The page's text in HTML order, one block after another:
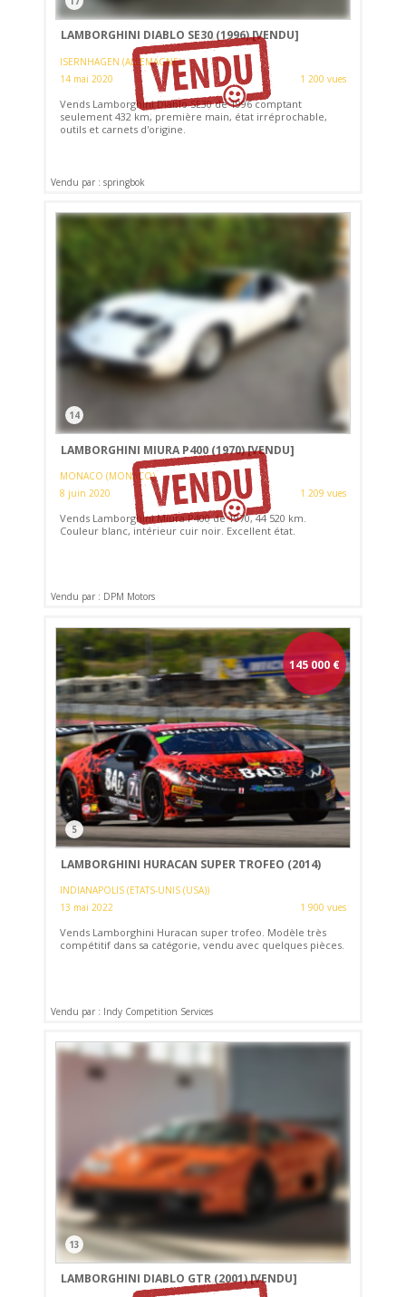
LAMBORGHINI DIABLO SE30 (1996)[VENDU]
ISERNHAGEN (ALLEMAGNE)
14 mai 2020
1 200 vues
Vends Lamborghini Diablo SE30 de 1996 comptant
seulement 432 km, première main, état irréprochable,
outils et carnets d'origine.
Vendu par : springbok
14
LAMBORGHINI MIURA P400 (1970)[VENDU]
MONACO (MONACO)
8 juin 2020
1 209 vues
Vends Lamborghini Miura P400 de 1970, 44 520 km.
Couleur blanc, intérieur cuir noir. Excellent état.
Vendu par : DPM Motors
145 000€
5
LAMBORGHINI HURACAN SUPER TROFEO (2014)
INDIANAPOLIS (ETATS-UNIS (USA))
13 mai 2022
1 900 vues
Vends Lamborghini Huracan super trofeo. Modèle très
compétitif dans sa catégorie, vendu avec quelques pièces.
Vendu par : Indy Competition Services
13
LAMBORGHINI DIABLO GTR (2001)[VENDU]